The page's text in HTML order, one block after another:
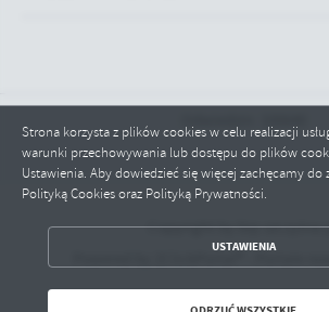
Strona korzysta z plików cookies w celu realizacji
warunki przechowywania lub dostępu do plików
Ustawienia. Aby dowiedzieć się więcej zachęcamy do
Polityką Cookies oraz Polityką Prywatności.
USTAWIENIA
ZAPISZ WYBRANE
ODRZUĆ WSZYSTKIE
Copyright by